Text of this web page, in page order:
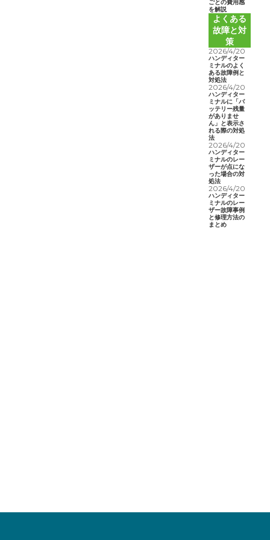
ごとの費用感
を解説
よくある
故障と対
策
2026/4/20
ハンディター
ミナルのよく
ある故障例と
対処法
2026/4/20
ハンディター
ミナルに「バ
ッテリー残量
がありませ
ん」と表示さ
れる際の対処
法
2026/4/20
ハンディター
ミナルのレー
ザーが点にな
った場合の対
処法
2026/4/20
ハンディター
ミナルのレー
ザー故障事例
と修理方法の
まとめ